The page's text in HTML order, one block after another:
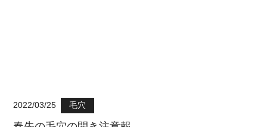
2022/03/25 毛穴